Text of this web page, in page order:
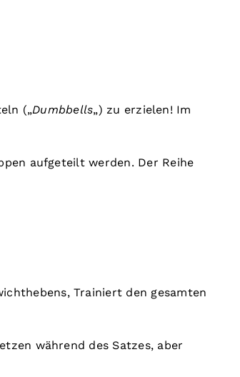
(„Dumbbells„) zu erzielen! Im
aufgeteilt werden. Der Reihe
Trainiert den gesamten
während des Satzes, aber